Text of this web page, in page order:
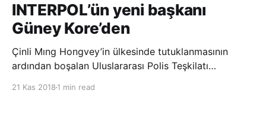
INTERPOL’ün yeni başkanı
Güney Kore’den
Çinli Mıng Hongvey’in ülkesinde tutuklanmasının
ardından boşalan Uluslararası Polis Teşkilatı
21 Kas 2018 1 min read